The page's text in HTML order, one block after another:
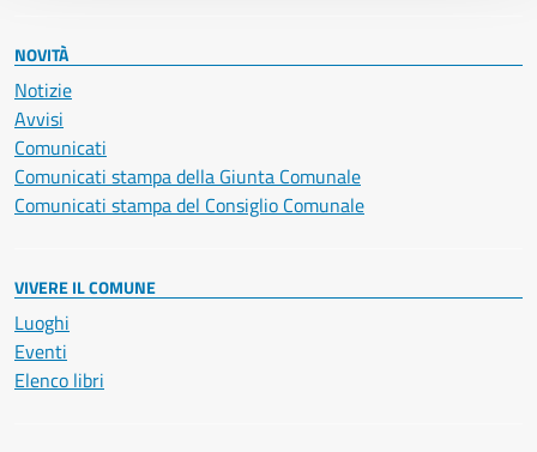
NOVITÀ
Notizie
Avvisi
Comunicati
Comunicati stampa della Giunta Comunale
Comunicati stampa del Consiglio Comunale
VIVERE IL COMUNE
Luoghi
Eventi
Elenco libri